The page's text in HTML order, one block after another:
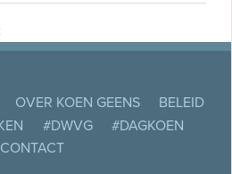
OVER KOEN GEENS
BELEID
#DWVG
#DAGKOEN
CONTACT